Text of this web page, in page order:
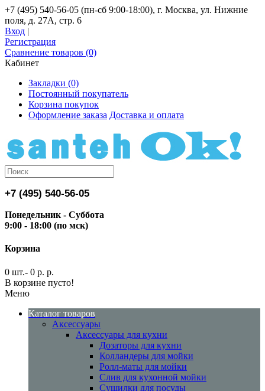
+7 (495) 540-56-05 (пн-сб 9:00-18:00), г. Москва, ул. Нижние
поля, д. 27А, стр. 6
Вход |
Регистрация
Сравнение товаров (0)
Кабинет
Закладки (0)
Постоянный покупатель
Корзина покупок
Оформление заказа Доставка и оплата
+7 (495) 540-56-05
Понедельник - Суббота
9:00 - 18:00 (по мск)
Корзина
0 шт.- 0 р. р.
В корзине пусто!
Меню
Каталог товаров
Аксессуары
Аксессуары для кухни
Дозаторы для кухни
Колландеры для мойки
Ролл-маты для мойки
Слив для кухонной мойки
Сушилки для посуды